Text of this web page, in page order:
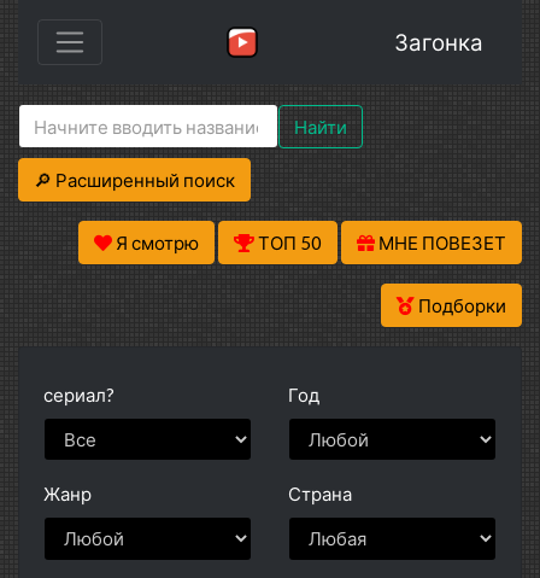
Загонка
Найти
🔎 Расширенный поиск
Я смотрю ТОП 50 МНЕ ПОВЕЗЕТ
Подборки
сериал? Год
Жанр Страна